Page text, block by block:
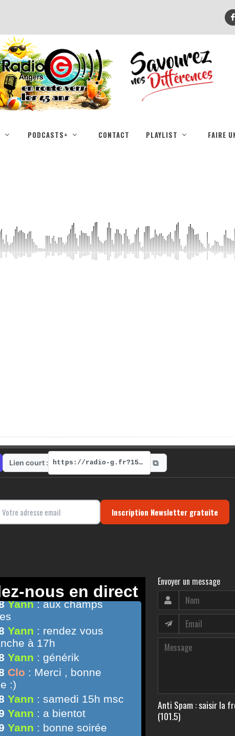
PODCASTS+ CONTACT PLAYLIST FAIRE
Lien court : https://radio-g.fr?15551 ⧉
Inscription Newsletter gratuite
Envoyer un message
Anti Spam : saisir la
(101.5)